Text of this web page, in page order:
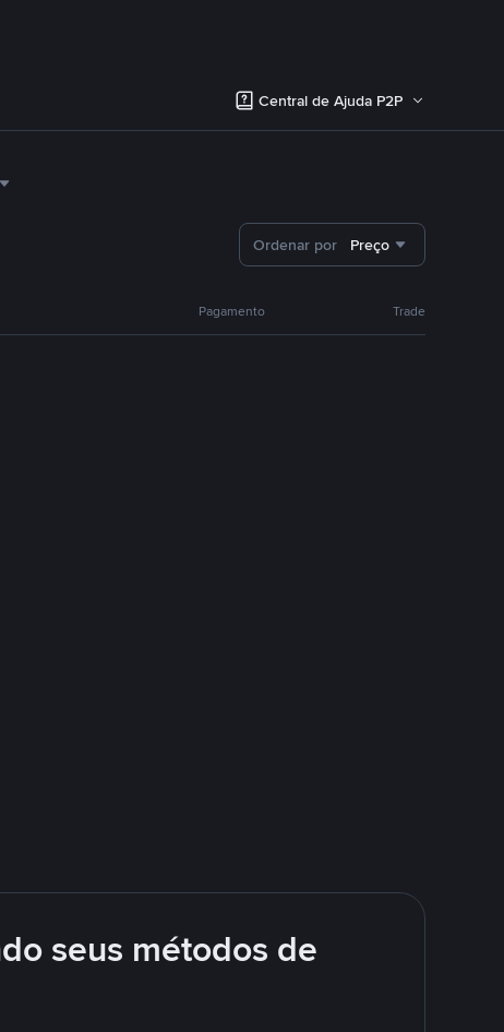
Central de Ajuda P2P
Ordenar por Preço
Pagamento Trade
seus métodos de